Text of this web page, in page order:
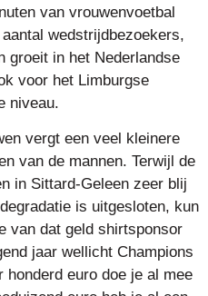
van vrouwenvoetbal
wedstrijdbezoekers,
groeit in het Nederlandse
voor het Limburgse
niveau.
vergt een veel kleinere
van de mannen. Terwijl de
in Sittard-Geleen zeer blij
is uitgesloten, kun
van dat geld shirtsponsor
jaar wellicht Champions
honderd euro doe je al mee